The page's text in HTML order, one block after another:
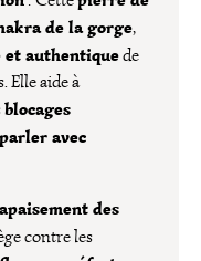
de la gorge,
et authentiquede
Elle aide à
blocages
parler avec
des
contre les